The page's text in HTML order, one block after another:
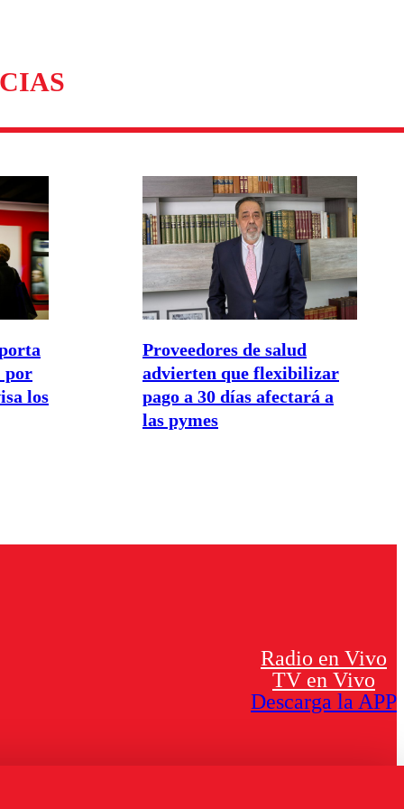
por
los
Proveedores de salud
advierten que flexibilizar
pago a 30 días afectará a
las pymes
Radio en Vivo
TV en Vivo
Descarga la APP